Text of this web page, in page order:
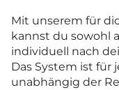
Mit unserem für
kannst du sowohl
individuell nach
Das System ist für
unabhängig der